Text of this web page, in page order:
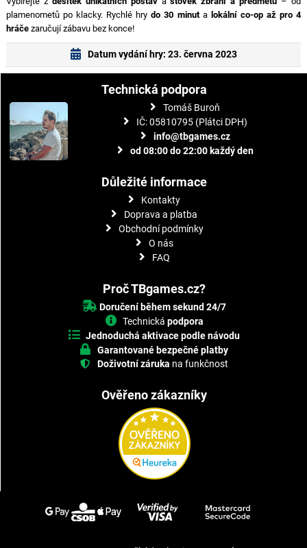
plamenometů po klacky. Rychlé hrydo 30 minuta lokální co-op až pro 4
hráčezaručují zábavu bez konce!
Datum vydání hry: 23. června 2023
Technická podpora
Tomáš Buroň
IČ: 05810795 (Plátci DPH)
info@tbgames.cz
od 08:00 do 22:00 každý den
Důležité informace
Kontakty
Doprava a platba
Obchodní podmínky
O nás
FAQ
Proč TBgames.cz?
Doručení během sekund 24/7
Technická podpora
Jednoduchá aktivace podle návodu
Garantované bezpečné platby
Doživotní záruka na funkčnost
Ověřeno zákazníky